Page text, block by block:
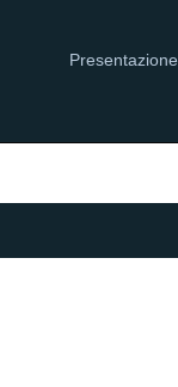
Presentazione